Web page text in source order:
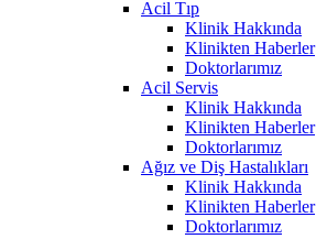
Acil Tıp
Klinik Hakkında
Klinikten Haberler
Doktorlarımız
Acil Servis
Klinik Hakkında
Klinikten Haberler
Doktorlarımız
Ağız ve Diş Hastalıkları
Klinik Hakkında
Klinikten Haberler
Doktorlarımız